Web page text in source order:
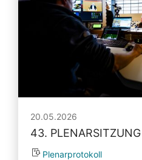
20.05.2026
43. PLENARSITZUNG
Plenarprotokoll